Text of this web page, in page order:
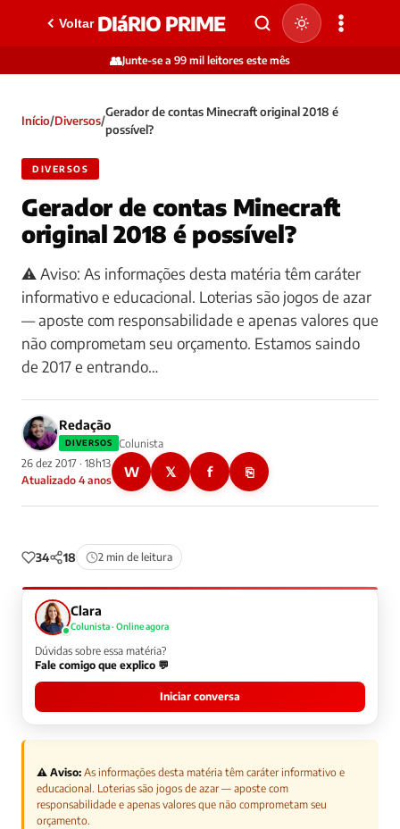
Voltar DIáRIO PRIME
👥Junte-se a 99 mil leitores este mês
Início/Diversos/
Gerador de contas Minecraft original 2018 é
possível?
DIVERSOS
Gerador de contas Minecraft
original 2018 é possível?
⚠️ Aviso: As informações desta matéria têm caráter
informativo e educacional. Loterias são jogos de azar
— aposte com responsabilidade e apenas valores que
não comprometam seu orçamento. Estamos saindo
de 2017 e entrando…
Redação
DIVERSOS
Colunista
26 dez 2017 · 18h13
Atualizado 4 anos
W 𝕏 f ⎘
34 18 2 min de leitura
Clara
Colunista · Online agora
Dúvidas sobre essa matéria?
Fale comigo que explico 💬
Iniciar conversa
⚠️ Aviso: As informações desta matéria têm caráter informativo e
educacional. Loterias são jogos de azar — aposte com
responsabilidade e apenas valores que não comprometam seu
orçamento.